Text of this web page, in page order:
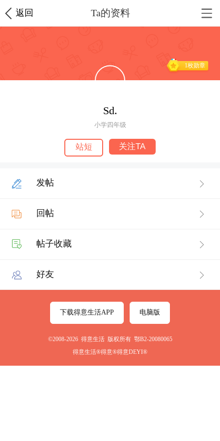
返回 Ta的资料
1枚勋章
Sd.
小学四年级
站短 关注TA
发帖
回帖
帖子收藏
好友
下载得意生活APP 电脑版
©2008-2026 得意生活 版权所有 鄂B2-20080065
得意生活®得意®得意DEYI®